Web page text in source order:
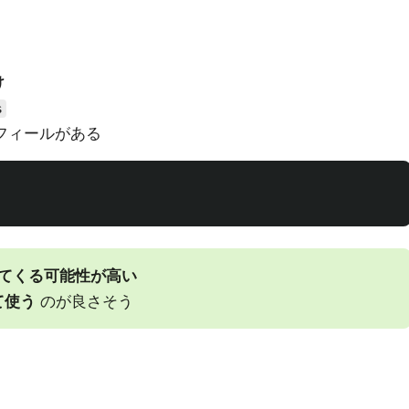
ィールがある
くる可能性が高い
う のが良さそう